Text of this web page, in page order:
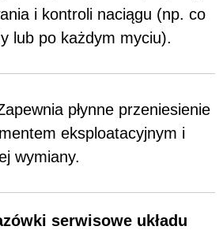
i kontroli naciągu (np. co
lub po każdym myciu).
płynne przeniesienie
eksploatacyjnym i
wymiany.
serwisowe układu